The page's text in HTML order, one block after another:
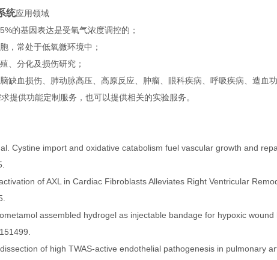
统应用领域
的基因表达是受氧气浓度调控的；
，常处于低氧微环境中；
、分化及损伤研究；
缺血损伤、肺动脉高压、高原反应、肿瘤、眼科疾病、呼吸疾病、造血
提供功能定制服务，也可以提供相关的实验服务。
Cystine import and oxidative catabolism fuel vascular growth and
of AXL in Cardiac Fibroblasts Alleviates Right Ventricular
assembled hydrogel as injectable bandage for hypoxic
of high TWAS-active endothelial pathogenesis in pulmonary